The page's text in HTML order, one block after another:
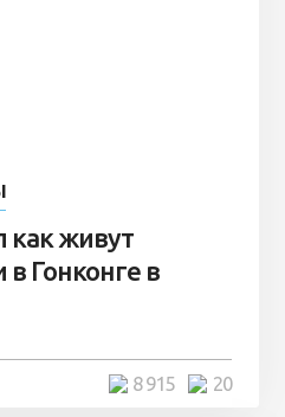
как живут
Гонконге в
20
8 915